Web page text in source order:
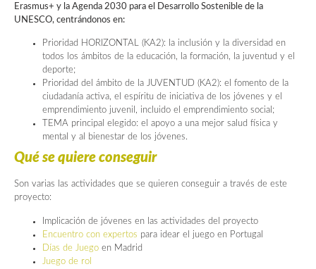
Erasmus+ y la Agenda 2030 para el Desarrollo Sostenible de la
UNESCO, centrándonos en:
Prioridad HORIZONTAL (KA2): la inclusión y la diversidad en
todos los ámbitos de la educación, la formación, la juventud y el
deporte;
Prioridad del ámbito de la JUVENTUD (KA2): el fomento de la
ciudadanía activa, el espíritu de iniciativa de los jóvenes y el
emprendimiento juvenil, incluido el emprendimiento social;
TEMA principal elegido: el apoyo a una mejor salud física y
mental y al bienestar de los jóvenes.
Qué se quiere conseguir
Son varias las actividades que se quieren conseguir a través de este
proyecto:
Implicación de jóvenes en las actividades del proyecto
Encuentro con expertos para idear el juego en Portugal
Días de Juego en Madrid
Juego de rol